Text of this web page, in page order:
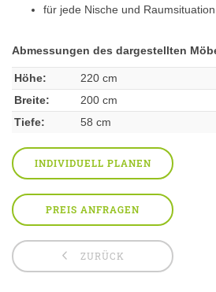
für jede Nische und
Abmessungen des dargestellten
Höhe:
220 cm
Breite:
200 cm
Tiefe:
58 cm
INDIVIDUELL PLANEN
PREIS ANFRAGEN
ZURÜCK